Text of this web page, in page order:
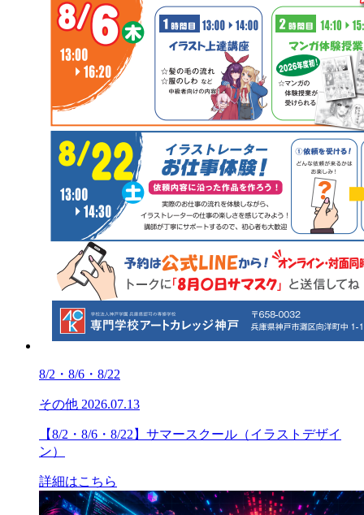
8/2・8/6・8/22
その他 2026.07.13
【8/2・8/6・8/22】サマースクール（イラストデザイ
ン）
詳細はこちら